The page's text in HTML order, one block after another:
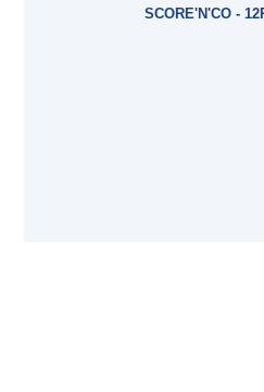
SCORE'N'CO -